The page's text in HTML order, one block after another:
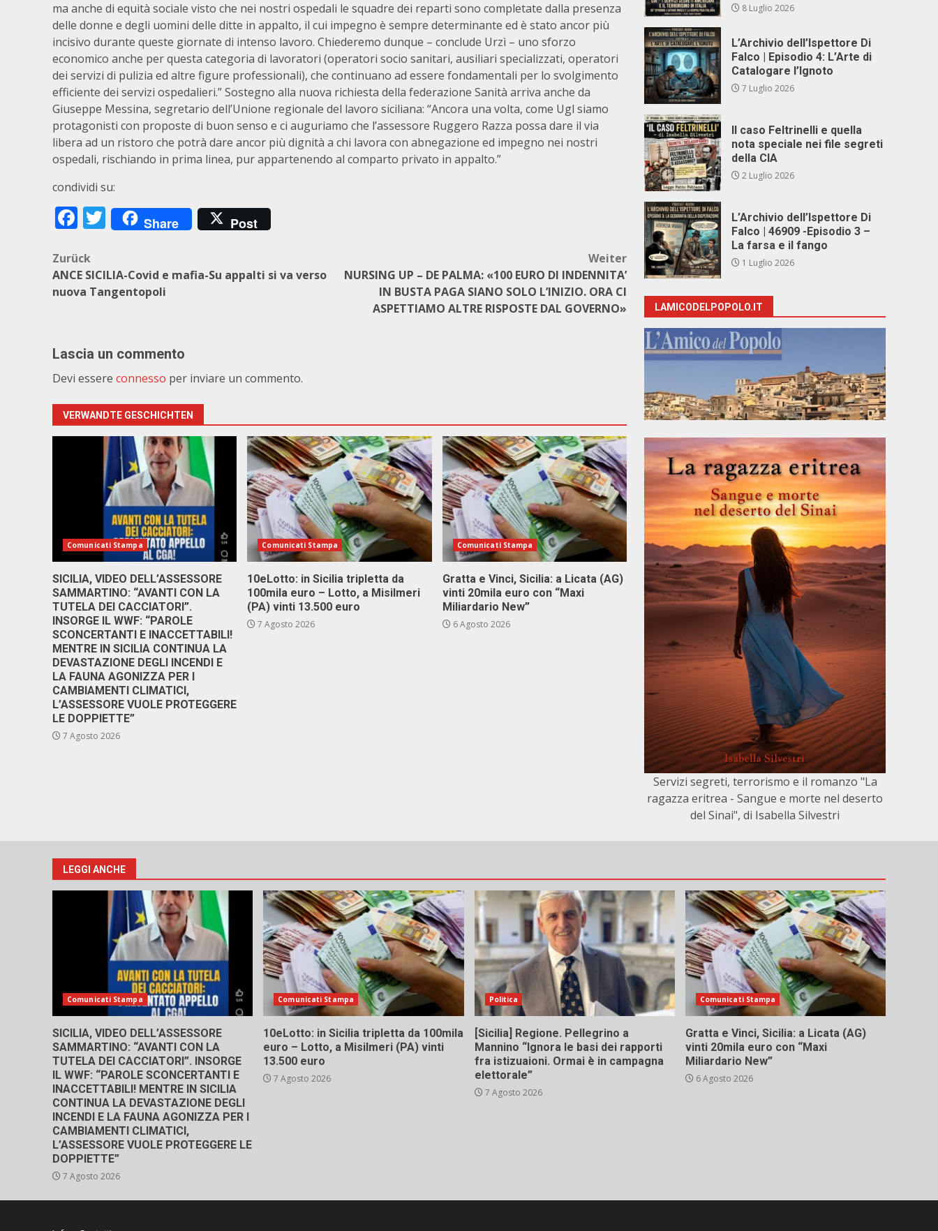
ma anche di equità sociale visto che nei nostri ospedali le squadre dei reparti sono completate dalla presenza
delle donne e degli uomini delle ditte in appalto, il cui impegno è sempre determinante ed è stato ancor più
incisivo durante queste giornate di intenso lavoro. Chiederemo dunque – conclude Urzì – uno sforzo
economico anche per questa categoria di lavoratori (operatori socio sanitari, ausiliari specializzati, operatori
dei servizi di pulizia ed altre figure professionali), che continuano ad essere fondamentali per lo svolgimento
efficiente dei servizi ospedalieri.” Sostegno alla nuova richiesta della federazione Sanità arriva anche da
Giuseppe Messina, segretario dell’Unione regionale del lavoro siciliana: “Ancora una volta, come Ugl siamo
protagonisti con proposte di buon senso e ci auguriamo che l’assessore Ruggero Razza possa dare il via
libera ad un ristoro che potrà dare ancor più dignità a chi lavora con abnegazione ed impegno nei nostri
ospedali, rischiando in prima linea, pur appartenendo al comparto privato in appalto.”
condividi su:
Facebook
Twitter
Share Post
Beitragsnavigation
Zurück
ANCE SICILIA-Covid e mafia-Su appalti si va verso
nuova Tangentopoli
Weiter
NURSING UP – DE PALMA: «100 EURO DI INDENNITA’
IN BUSTA PAGA SIANO SOLO L’INIZIO. ORA CI
ASPETTIAMO ALTRE RISPOSTE DAL GOVERNO»
Lascia un commento
Devi essere connesso per inviare un commento.
VERWANDTE GESCHICHTEN
Comunicati Stampa
SICILIA, VIDEO DELL’ASSESSORE
SAMMARTINO: “AVANTI CON LA
TUTELA DEI CACCIATORI”.
INSORGE IL WWF: “PAROLE
SCONCERTANTI E INACCETTABILI!
MENTRE IN SICILIA CONTINUA LA
DEVASTAZIONE DEGLI INCENDI E
LA FAUNA AGONIZZA PER I
CAMBIAMENTI CLIMATICI,
L’ASSESSORE VUOLE PROTEGGERE
LE DOPPIETTE”
7 Agosto 2026
Comunicati Stampa
10eLotto: in Sicilia tripletta da
100mila euro – Lotto, a Misilmeri
(PA) vinti 13.500 euro
7 Agosto 2026
Comunicati Stampa
Gratta e Vinci, Sicilia: a Licata (AG)
vinti 20mila euro con “Maxi
Miliardario New”
6 Agosto 2026
8 Luglio 2026
L’Archivio dell’Ispettore Di
Falco | Episodio 4: L’Arte di
Catalogare l’Ignoto
7 Luglio 2026
Il caso Feltrinelli e quella
nota speciale nei file segreti
della CIA
2 Luglio 2026
L’Archivio dell’Ispettore Di
Falco | 46909 -Episodio 3 –
La farsa e il fango
1 Luglio 2026
LAMICODELPOPOLO.IT
Servizi segreti, terrorismo e il romanzo "La
ragazza eritrea - Sangue e morte nel deserto
del Sinai", di Isabella Silvestri
LEGGI ANCHE
Comunicati Stampa
SICILIA, VIDEO DELL’ASSESSORE
SAMMARTINO: “AVANTI CON LA
TUTELA DEI CACCIATORI”. INSORGE
IL WWF: “PAROLE SCONCERTANTI E
INACCETTABILI! MENTRE IN SICILIA
CONTINUA LA DEVASTAZIONE DEGLI
INCENDI E LA FAUNA AGONIZZA PER I
CAMBIAMENTI CLIMATICI,
L’ASSESSORE VUOLE PROTEGGERE LE
DOPPIETTE”
7 Agosto 2026
Comunicati Stampa
10eLotto: in Sicilia tripletta da 100mila
euro – Lotto, a Misilmeri (PA) vinti
13.500 euro
7 Agosto 2026
Politica
[Sicilia] Regione. Pellegrino a
Mannino “Ignora le basi dei rapporti
fra istizuaioni. Ormai è in campagna
elettorale”
7 Agosto 2026
Comunicati Stampa
Gratta e Vinci, Sicilia: a Licata (AG)
vinti 20mila euro con “Maxi
Miliardario New”
6 Agosto 2026